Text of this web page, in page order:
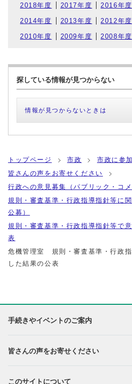
2018年度 2017年度 2016年度
2014年度 2013年度 2012年度
2010年度 2009年度 2008年度
探している情報が見つからない
情報が見つからないときは
トップページ 市政
市政に参加
皆さんの声をお寄せください
行政への意見募集（パブリック・コメ
規則・審査基準・行政指導指針等に
公募）
規則・審査基準・行政指導指針等で
表
危機管理室 規則・審査基準・行政
した結果の公表
手続きやイベントのご案内
皆さんの声をお寄せください
このサイトについて